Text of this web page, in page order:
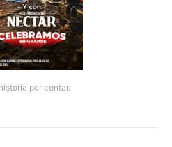
por contar.